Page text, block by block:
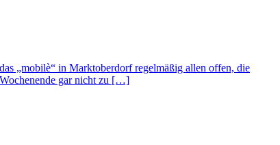
„mobilè“ in Marktoberdorf regelmäßig allen offen, die
gar nicht zu […]